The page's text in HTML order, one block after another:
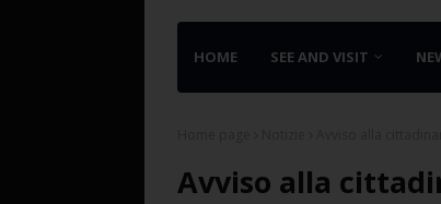
HOME SEE AND VISIT
Avviso alla